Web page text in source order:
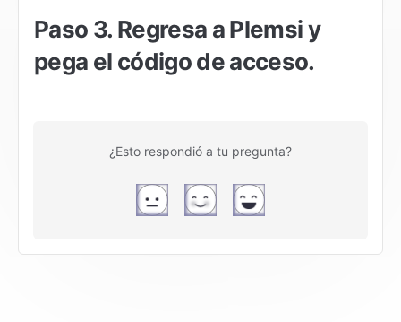
Paso 3. Regresa a Plemsi y
pega el código de acceso.
¿Esto respondió a tu pregunta?